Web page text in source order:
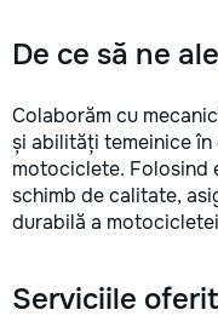
De ce să ne
Colaborăm cu
și abilități temeinice
motociclete. Folosind
schimb de calitate,
durabilă a
Serviciile